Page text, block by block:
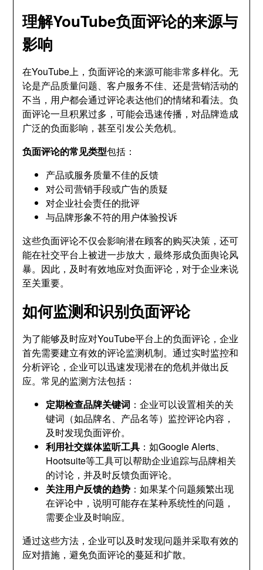
理解YouTube负面评论的来源与
影响
在YouTube上，负面评论的来源可能非常多样化。无
论是产品质量问题、客户服务不佳、还是营销活动的
不当，用户都会通过评论表达他们的情绪和看法。负
面评论一旦积累过多，可能会迅速传播，对品牌造成
广泛的负面影响，甚至引发公关危机。
负面评论的常见类型包括：
产品或服务质量不佳的反馈
对公司营销手段或广告的质疑
对企业社会责任的批评
与品牌形象不符的用户体验投诉
这些负面评论不仅会影响潜在顾客的购买决策，还可
能在社交平台上被进一步放大，最终形成负面舆论风
暴。因此，及时有效地应对负面评论，对于企业来说
至关重要。
如何监测和识别负面评论
为了能够及时应对YouTube平台上的负面评论，企业
首先需要建立有效的评论监测机制。通过实时监控和
分析评论，企业可以迅速发现潜在的危机并做出反
应。常见的监测方法包括：
定期检查品牌关键词 ：企业可以设置相关的关
键词（如品牌名、产品名等）监控评论内容，
及时发现负面评价。
利用社交媒体监听工具 ：如Google Alerts、
Hootsuite等工具可以帮助企业追踪与品牌相关
的讨论，并及时反馈负面评论。
关注用户反馈的趋势 ：如果某个问题频繁出现
在评论中，说明可能存在某种系统性的问题，
需要企业及时响应。
通过这些方法，企业可以及时发现问题并采取有效的
应对措施，避免负面评论的蔓延和扩散。